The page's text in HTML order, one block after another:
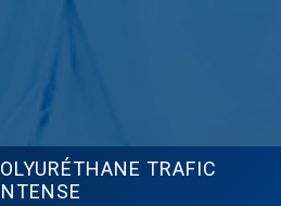
TRAFIC